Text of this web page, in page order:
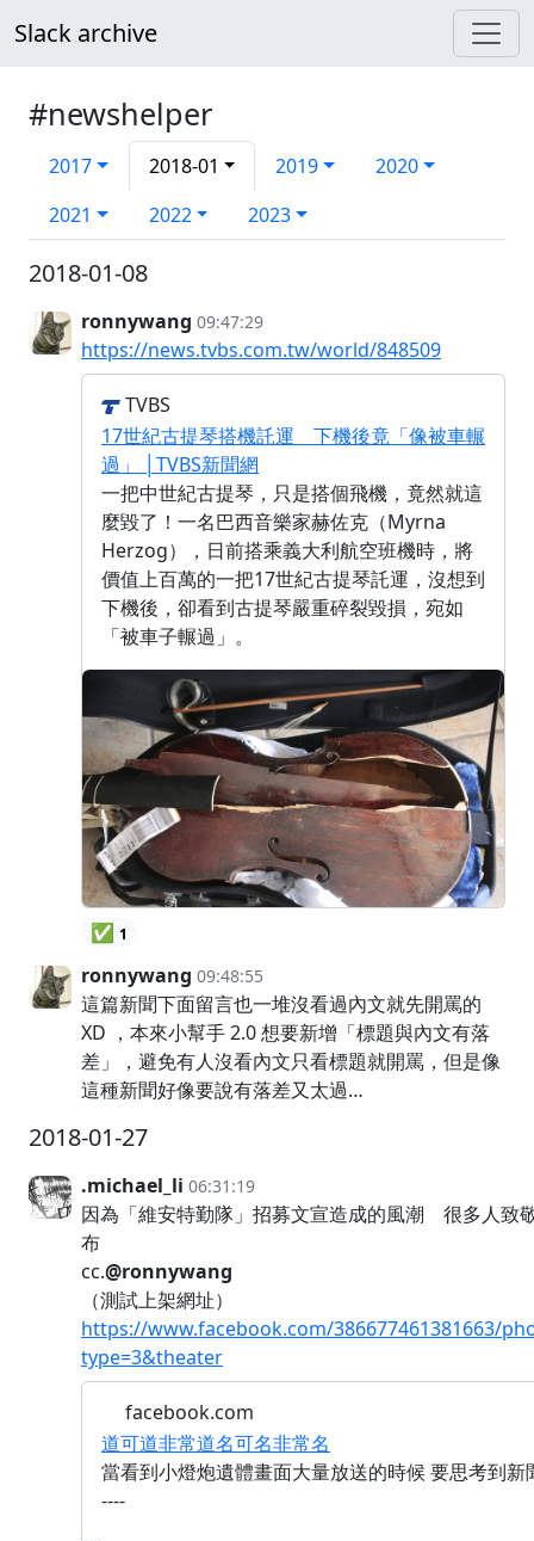
Slack archive
#newshelper
2017 2018-01 2019
2020
2021
2022 2023
2018-01-08
ronnywang 09:47:29
https://news.tvbs.com.tw/world/848509
TVBS
17世紀古提琴搭機託運 下機後竟「像被車輾
過」 │TVBS新聞網
一把中世紀古提琴，只是搭個飛機，竟然就這
麼毀了！一名巴西音樂家赫佐克（Myrna
Herzog），日前搭乘義大利航空班機時，將
價值上百萬的一把17世紀古提琴託運，沒想到
下機後，卻看到古提琴嚴重碎裂毀損，宛如
「被車子輾過」。
✅ 1
ronnywang 09:48:55
這篇新聞下面留言也一堆沒看過內文就先開罵的
XD ，本來小幫手 2.0 想要新增「標題與內文有落
差」，避免有人沒看內文只看標題就開罵，但是像
這種新聞好像要說有落差又太過…
2018-01-27
.michael_li 06:31:19
因為「維安特勤隊」招募文宣造成的風潮 很多人
布
cc.@ronnywang
（測試上架網址）
https://www.facebook.com/386677461381663/
type=3&theater
facebook.com
道可道非常道名可名非常名
當看到小燈炮遺體畫面大量放送的時候 要思考到
----